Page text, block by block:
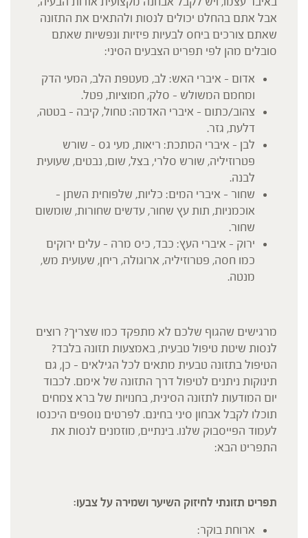
אבל אתם בהחלט יכולים לנסות ולהתאים את התזונה
שאתם צורכים ביחס לבעיות פיזיות ונפשיות שאתם
סובלים מהן לפי תפריט הצבעים הסיני:
אדום – איברי האש: לב, מעטפת הלב, המעי הדק
ומחמם המשולש – סלק, חמוציות, פטל.
צהוב/כתום – איברי האדמה: טחול, קיבה – בטטה,
דלעת, גזר.
לבן – איברי המתכת: ריאות, מעי גס – שורש
פטרוזיליה, שורש סלרי, בצל, שום, נבטים, שעועית
לבנה.
שחור – איברי המים: כליות, שלפוחית השתן –
אוכמניות, תות עץ שחור, עדשים שחורות, שומשום
שחור.
ירוק – איברי העץ: כבד, כיס מרה – עלים ירוקים
כמו חסה, פטרוזיליה, ארוגולה, ריחן, שעועית מש,
מנטה.
מרגישים שהגוף שלכם לא מתפקד כמו שצריך? רוצים
לנסות שיטת טיפול טבעית, באמצעות תזונה בלבד?
הטיפול בתזונה טבעית מתאים לכל הגילאים – כן, גם
תינוקות ניתנים לטיפול דרך התזונה של אימם. לכבוד
יום המודעות לתזונה הסינית, בחנויות של ברא צמחים
תוכלו לקבל אבחון סיני בחינם. לפרטים נוספים היכנסו
לעמוד הפייסבוק שלנו. בינתיים, מוזמנים לנסות את
התפריט הבא:
תפריט תזונתי לחיזוק השיער ושמירה על צבעו:
ארוחת בוקר: